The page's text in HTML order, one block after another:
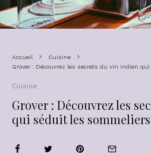
Accueil
Cuisine
Grover : Découvrez les secrets du vin indien
Cuisine
Grover : Découvrez les
qui séduit les sommeliers